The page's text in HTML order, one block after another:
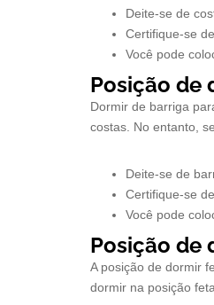
Deite-se de
Certifique-se
Você pode
Posição de
Dormir de barriga
costas. No entanto,
Deite-se de
Certifique-se
Você pode
Posição de
A posição de dormir
dormir na posição